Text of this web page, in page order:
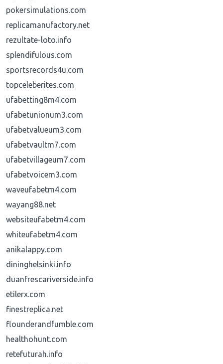
pokersimulations.com
replicamanufactory.net
rezultate-loto.info
splendifulous.com
sportsrecords4u.com
topceleberites.com
ufabetting8m4.com
ufabetunionum3.com
ufabetvalueum3.com
ufabetvaultm7.com
ufabetvillageum7.com
ufabetvoicem3.com
waveufabetm4.com
wayang88.net
websiteufabetm4.com
whiteufabetm4.com
anikalappy.com
dininghelsinki.info
duanfrescariverside.info
etilerx.com
finestreplica.net
flounderandfumble.com
healthohunt.com
retefuturah.info